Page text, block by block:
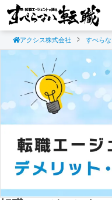
アクシス株式会社 すべら